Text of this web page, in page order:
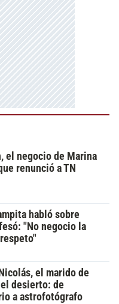
el negocio de Marina
renunció a TN
habló sobre
"No negocio la
el marido de
el desierto: de
a astrofotógrafo